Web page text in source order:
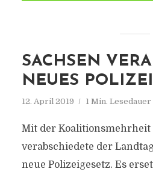
SACHSEN
NEUES
12. April 2019 1 Min. Lesedauer
Mit der Koalitionsmehrheit
verabschiedete der
neue Polizeigesetz. Es